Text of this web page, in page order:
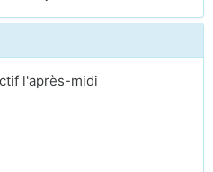
l'après-midi